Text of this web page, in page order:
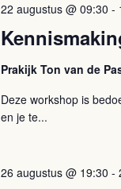
22 augustus @ 09:30 -
Prakijk Ton van de
Deze workshop is
en je te...
26 augustus @ 19:30 -